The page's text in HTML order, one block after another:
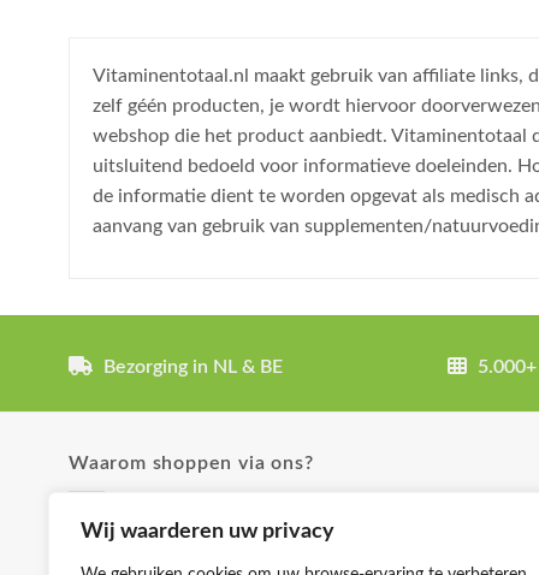
Wij waarderen uw privacy
Vitaminentotaal.nl maakt gebruik van affiliate links,
zelf géén producten, je wordt hiervoor
webshop die het product aanbiedt. Vitaminentotaal
uitsluitend bedoeld voor informatieve doeleinden.
de informatie dient te worden opgevat als medisch
aanvang van gebruik van supplementen/
Bezorging in NL & BE
Waarom shoppen via ons?
✓ Uitgebreide product omschrijvingen